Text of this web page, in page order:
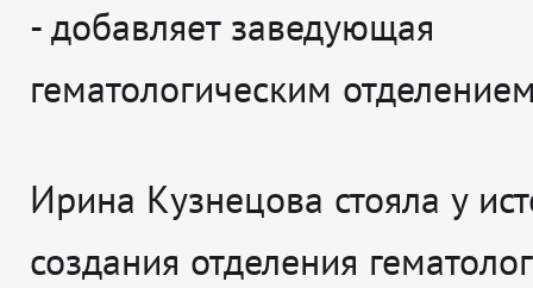
- добавляет заведующая
гематологическим
Ирина Кузнецова стояла у
создания отделения